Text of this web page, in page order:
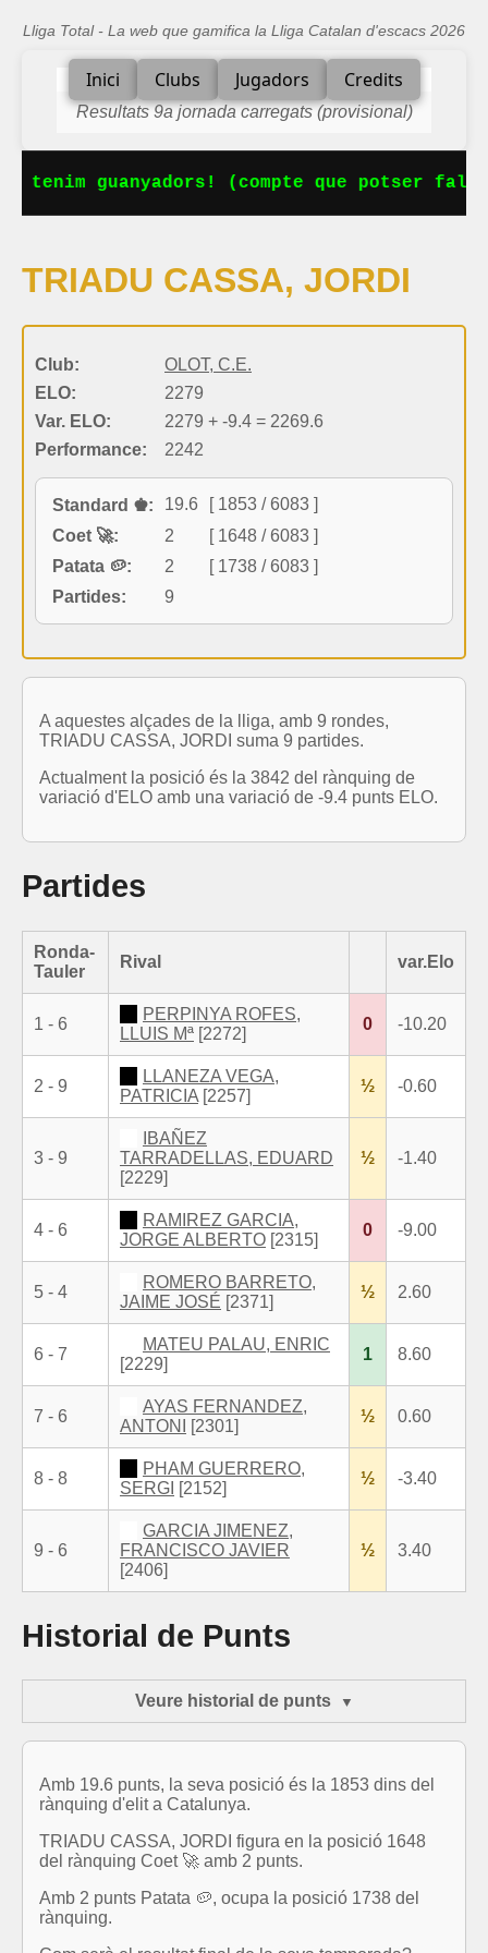
Lliga Total - La web que gamifica la Lliga Catalan d'escacs 2026
Inici Clubs Jugadors Credits
Resultats 9a jornada carregats (provisional)
tenim guanyadors! (compte que potser
TRIADU CASSA, JORDI
Club:
OLOT, C.E.
ELO:
2279
Var. ELO:
2279 + -9.4 = 2269.6
Performance:
2242
Standard ♚: 19.6
[ 1853 / 6083 ]
Coet 🚀:
2
[ 1648 / 6083 ]
Patata 🥔:
2
[ 1738 / 6083 ]
Partides:
9
A aquestes alçades de la lliga, amb 9 rondes,
TRIADU CASSA, JORDI suma 9 partides.
Actualment la posició és la 3842 del rànquing de
variació d'ELO amb una variació de -9.4 punts ELO.
Partides
Ronda-
Tauler
Rival var.Elo
1 - 6
PERPINYA ROFES,
LLUIS Mª [2272]
0 -10.20
2 - 9
LLANEZA VEGA,
PATRICIA [2257]
½ -0.60
3 - 9
IBAÑEZ
TARRADELLAS, EDUARD
[2229]
½ -1.40
4 - 6
RAMIREZ GARCIA,
JORGE ALBERTO [2315]
0 -9.00
5 - 4
ROMERO BARRETO,
JAIME JOSÉ [2371]
½ 2.60
6 - 7
MATEU PALAU, ENRIC
[2229]
1 8.60
7 - 6
AYAS FERNANDEZ,
ANTONI
[2301]
½ 0.60
8 - 8
PHAM GUERRERO,
SERGI [2152]
½ -3.40
9 - 6
GARCIA JIMENEZ,
FRANCISCO JAVIER
[2406]
½ 3.40
Historial de Punts
Veure historial de punts
Amb 19.6 punts, la seva posició és la 1853 dins del
rànquing d'elit a Catalunya.
TRIADU CASSA, JORDI figura en la posició 1648
del rànquing Coet 🚀 amb 2 punts.
Amb 2 punts Patata 🥔, ocupa la posició 1738 del
rànquing.